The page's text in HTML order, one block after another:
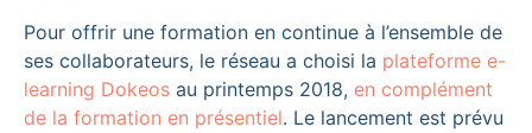
Pour offrir une formation en continue à l’ensemble de
ses collaborateurs, le réseau a choisi la plateforme e-
learning Dokeos au printemps 2018, en complément
de la formation en présentiel. Le lancement est prévu